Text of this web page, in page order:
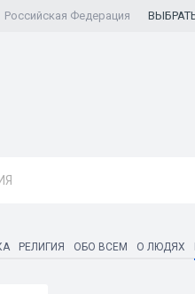
Российская Федерация
РЕЛИГИЯ ОБО ВСЕМ О ЛЮДЯХ